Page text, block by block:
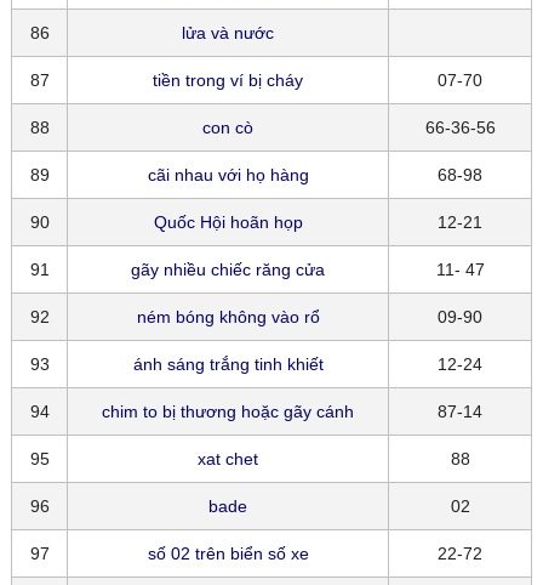
86 lửa và nước
87 tiền trong ví bị cháy 07-70
88 con cò 66-36-56
89 cãi nhau với họ hàng 68-98
90 Quốc Hội hoãn họp 12-21
91 gãy nhiều chiếc răng cửa 11- 47
92 ném bóng không vào rổ 09-90
93 ánh sáng trắng tinh khiết 12-24
94 chim to bị thương hoặc gãy cánh 87-14
95 xat chet 88
96 bade 02
97 số 02 trên biển số xe 22-72